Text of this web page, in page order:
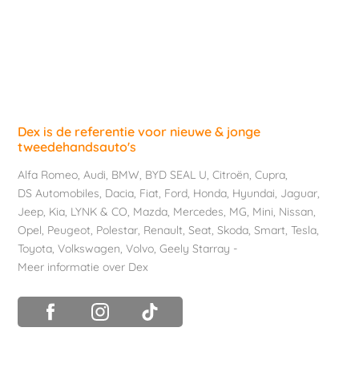
Dex is de referentie voor nieuwe & jonge
tweedehandsauto's
Alfa Romeo,Audi, BMW, BYD SEAL U,Citroën,Cupra,
DS Automobiles, Dacia, Fiat, Ford, Honda, Hyundai, Jaguar,
Jeep, Kia, LYNK & CO, Mazda, Mercedes, MG, Mini, Nissan,
Opel, Peugeot, Polestar, Renault,Seat,Skoda,Smart,Tesla,
Toyota,Volkswagen,Volvo,Geely Starray -
Meer informatie over Dex